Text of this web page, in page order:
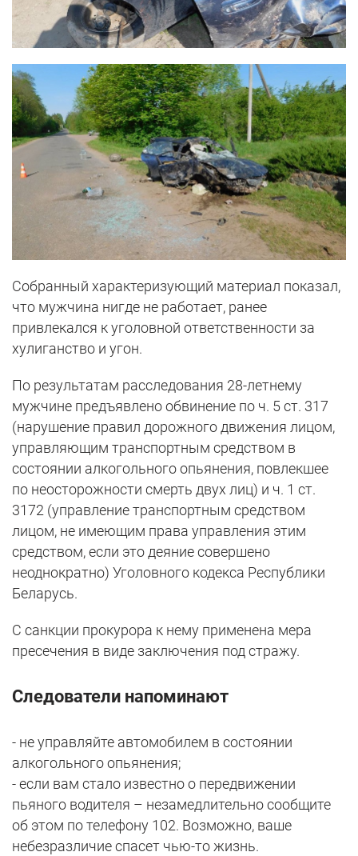
Собранный характеризующий материал показал,
что мужчина нигде не работает, ранее
привлекался к уголовной ответственности за
хулиганство и угон.
По результатам расследования 28-летнему
мужчине предъявлено обвинение по ч. 5 ст. 317
(нарушение правил дорожного движения лицом,
управляющим транспортным средством в
состоянии алкогольного опьянения, повлекшее
по неосторожности смерть двух лиц) и ч. 1 ст.
3172 (управление транспортным средством
лицом, не имеющим права управления этим
средством, если это деяние совершено
неоднократно) Уголовного кодекса Республики
Беларусь.
С санкции прокурора к нему применена мера
пресечения в виде заключения под стражу.
Следователи напоминают
- не управляйте автомобилем в состоянии
алкогольного опьянения;
- если вам стало известно о передвижении
пьяного водителя – незамедлительно сообщите
об этом по телефону 102. Возможно, ваше
небезразличие спасет чью-то жизнь.